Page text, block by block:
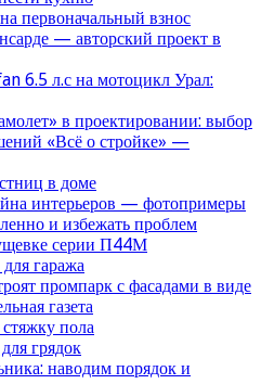
первоначальный взнос
— авторский проект в
6.5 л.с на мотоцикл Урал:
в проектировании: выбор
«Всё о стройке» —
в доме
интерьеров — фотопримеры
и избежать проблем
серии П44М
гаража
промпарк с фасадами в виде
газета
пола
грядок
наводим порядок и